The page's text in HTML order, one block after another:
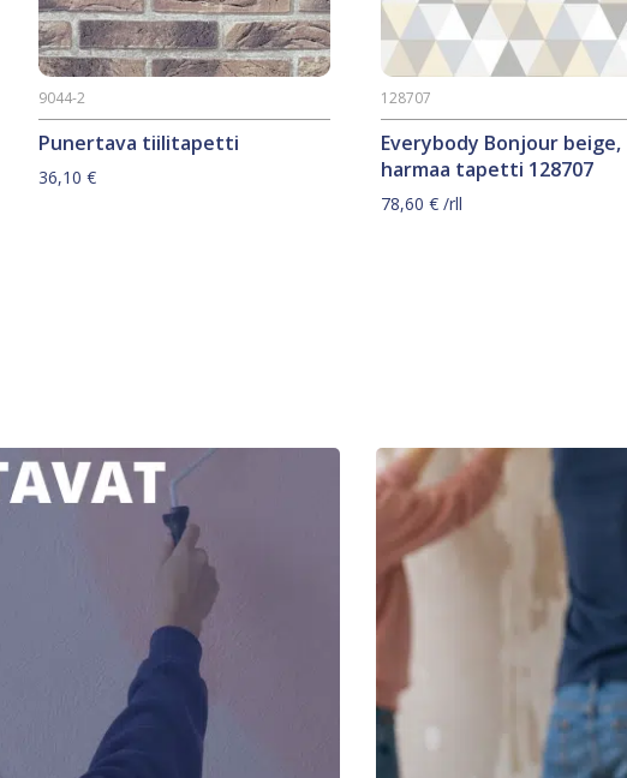
Punertava tiilitapetti
9044-2
36,10€
Everybody Bonjour beige,
harmaa tapetti 128707
128707
78,60 €/rll